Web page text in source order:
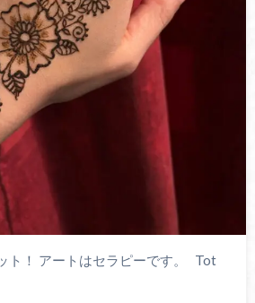
ト！ アートはセラピーです。 Tot